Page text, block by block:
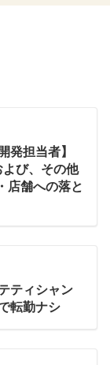
発担当者】
び、その他
店舗への落と
ティシャン
転勤ナシ